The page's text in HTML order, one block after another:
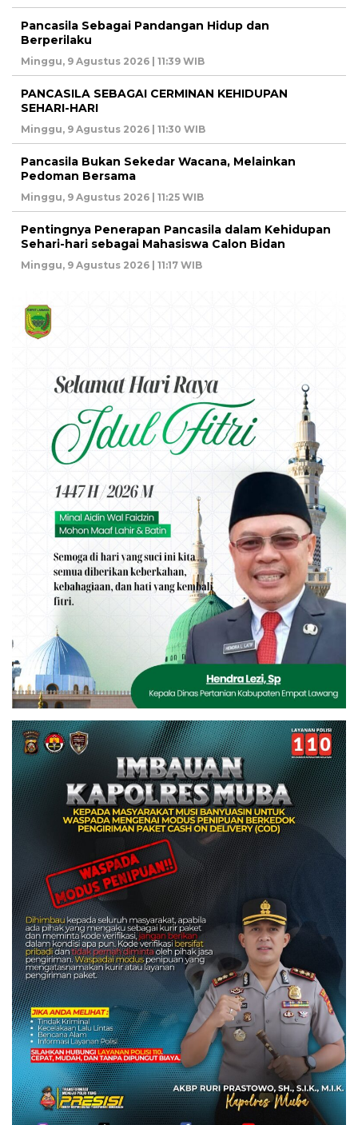
Pancasila Sebagai Pandangan Hidup dan
Berperilaku
Minggu, 9 Agustus 2026 | 11:39 WIB
PANCASILA SEBAGAI CERMINAN KEHIDUPAN
SEHARI-HARI
Minggu, 9 Agustus 2026 | 11:30 WIB
Pancasila Bukan Sekedar Wacana, Melainkan
Pedoman Bersama
Minggu, 9 Agustus 2026 | 11:25 WIB
Pentingnya Penerapan Pancasila dalam Kehidupan
Sehari-hari sebagai Mahasiswa Calon Bidan
Minggu, 9 Agustus 2026 | 11:17 WIB